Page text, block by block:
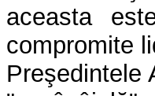
aceasta
compromite
Preşedintele